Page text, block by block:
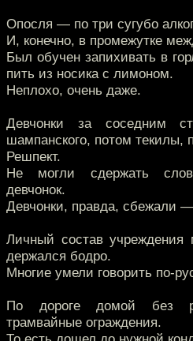
Опосля — по три сугубо
И, конечно, в промежутке
Был обучен запихивать в
пить из носика с лимоном.
Неплохо, очень даже.
Девчонки за соседним
шампанского, потом текилы,
Решпект.
Не могли сдержать
девчонок.
Девчонки, правда, сбежали
Личный состав учреждения
держался бодро.
Многие умели говорить по-
По дороге домой без
трамвайные ограждения.